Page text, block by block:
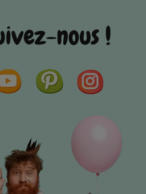
nous !
YouTube Pinterest